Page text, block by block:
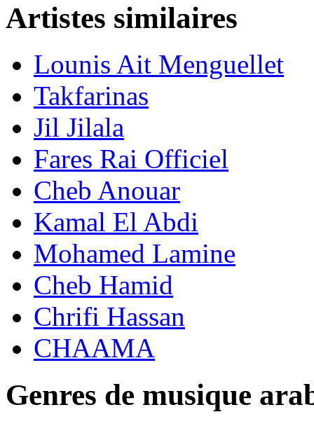
Artistes similaires
Lounis Ait Menguellet
Takfarinas
Jil Jilala
Fares Rai Officiel
Cheb Anouar
Kamal El Abdi
Mohamed Lamine
Cheb Hamid
Chrifi Hassan
CHAAMA
Genres de musique